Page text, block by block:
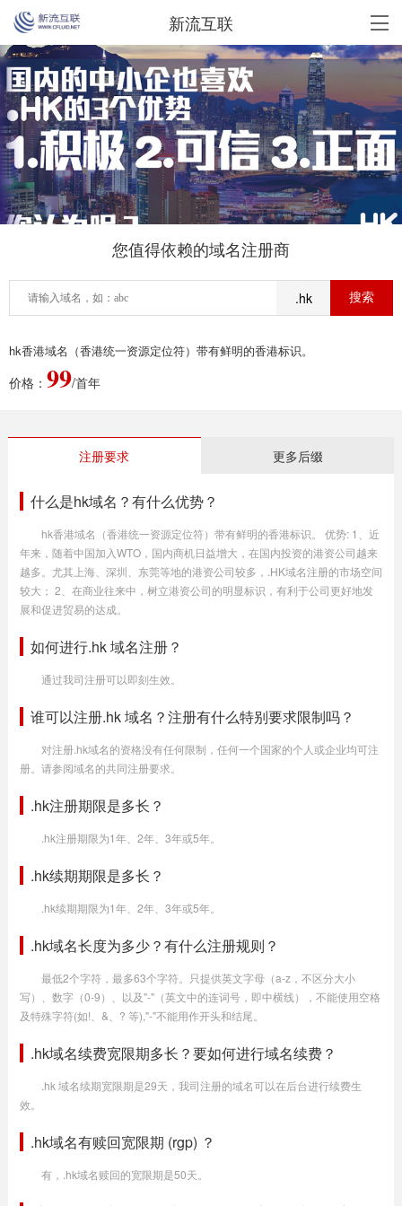
新流互联
您值得依赖的域名注册商
.hk
hk香港域名（香港统一资源定位符）带有鲜明的香港标识。
价格： 99/首年
注册要求 更多后缀
什么是hk域名？有什么优势？
hk香港域名（香港统一资源定位符）带有鲜明的香港标识。 优势: 1、近
年来，随着中国加入WTO，国内商机日益增大，在国内投资的港资公司越来
越多。尤其上海、深圳、东莞等地的港资公司较多，.HK域名注册的市场空间
较大； 2、在商业往来中，树立港资公司的明显标识，有利于公司更好地发
展和促进贸易的达成。
如何进行.hk 域名注册？
通过我司注册可以即刻生效。
谁可以注册.hk 域名？注册有什么特别要求限制吗？
对注册.hk域名的资格没有任何限制，任何一个国家的个人或企业均可注
册。请参阅域名的共同注册要求。
.hk注册期限是多长？
.hk注册期限为1年、2年、3年或5年。
.hk续期期限是多长？
.hk续期期限为1年、2年、3年或5年。
.hk域名长度为多少？有什么注册规则？
最低2个字符，最多63个字符。只提供英文字母（a-z，不区分大小
写）、数字（0-9）、以及"-"（英文中的连词号，即中横线），不能使用空格
及特殊字符(如!、&、? 等),"-"不能用作开头和结尾。
.hk域名续费宽限期多长？要如何进行域名续费？
.hk 域名续期宽限期是29天，我司注册的域名可以在后台进行续费生
效。
.hk域名有赎回宽限期 (rgp) ？
有，.hk域名赎回的宽限期是50天。